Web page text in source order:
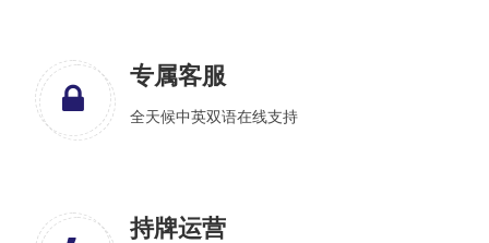
专属客服
全天候中英双语在线支持
持牌运营